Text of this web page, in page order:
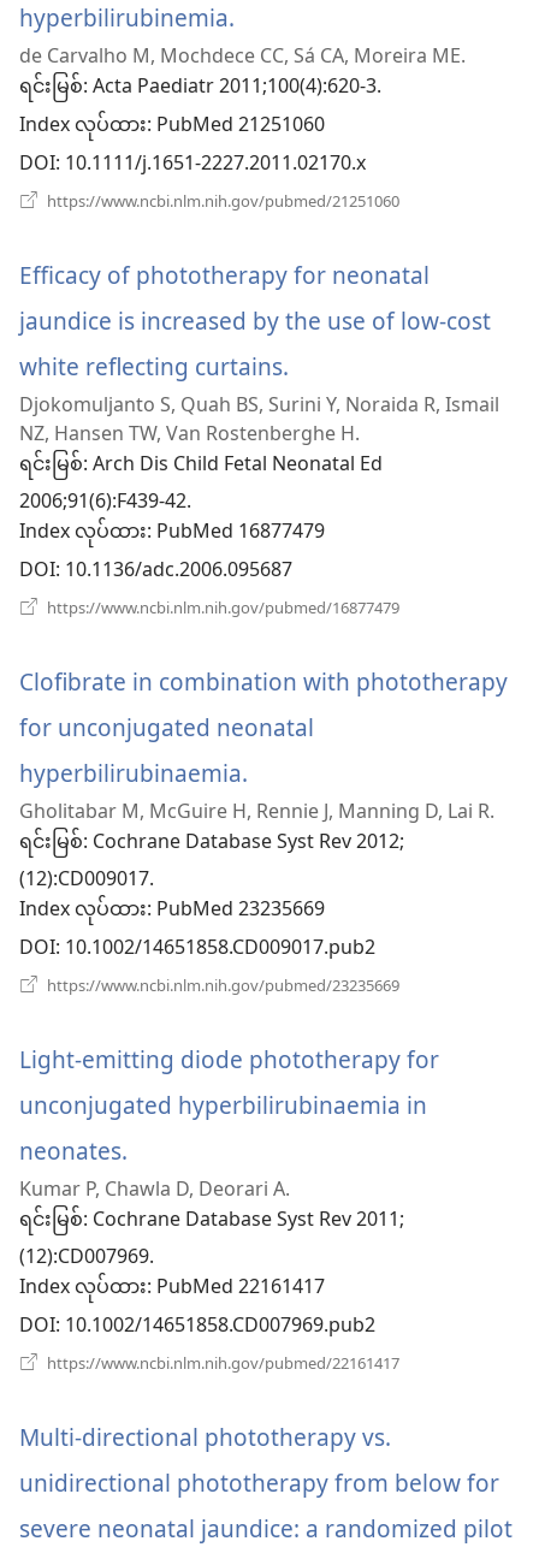
hyperbilirubinemia.
အသစ်
ဖွ
င့်
နေ
တယ်)
de Carvalho M, Mochdece CC, Sá CA, Moreira ME.
ရင်းမြစ်‎: Acta Paediatr 2011;100(4):620-3.
Index လုပ်ထား‎: PubMed 21251060
DOI‎: 10.1111/j.1651-2227.2011.02170.x
https://www.ncbi.nlm.nih.gov/pubmed/21251060
င့်
နေ
ပါ
တယ်)
Efficacy of phototherapy for neonatal
jaundice is increased by the use of low-cost
white reflecting curtains.
အသစ်
ဖွ
Djokomuljanto S, Quah BS, Surini Y, Noraida R, Ismail
NZ, Hansen TW, Van Rostenberghe H.
ရင်းမြစ်‎: Arch Dis Child Fetal Neonatal Ed
2006;91(6):F439-42.
Index လုပ်ထား‎: PubMed 16877479
DOI‎: 10.1136/adc.2006.095687
https://www.ncbi.nlm.nih.gov/pubmed/16877479
င့်
နေ
Clofibrate in combination with phototherapy
for unconjugated neonatal
hyperbilirubinaemia.
အသစ်
င့်
နေ
ပါ
တယ်)
Gholitabar M, McGuire H, Rennie J, Manning D, Lai R.
ရင်းမြစ်‎: Cochrane Database Syst Rev 2012;
(12):CD009017.
Index လုပ်ထား‎: PubMed 23235669
DOI‎: 10.1002/14651858.CD009017.pub2
https://www.ncbi.nlm.nih.gov/pubmed/23235669
င့်
နေ
ပါ
တယ်)
Light-emitting diode phototherapy for
unconjugated hyperbilirubinaemia in
neonates.
အသစ်
ဖွ
င့်
နေ
ပါ
တယ်)
Kumar P, Chawla D, Deorari A.
ရင်းမြစ်‎: Cochrane Database Syst Rev 2011;
(12):CD007969.
Index လုပ်ထား‎: PubMed 22161417
DOI‎: 10.1002/14651858.CD007969.pub2
https://www.ncbi.nlm.nih.gov/pubmed/22161417
တယ်)
Multi-directional phototherapy vs.
unidirectional phototherapy from below for
severe neonatal jaundice: a randomized pilot